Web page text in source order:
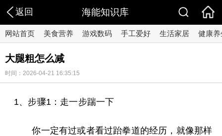
返回 海能知识库
网站首页 美食营养 游戏数码 手工爱好 生活家居 健康养
大腿粗怎么减
时间：2026-04-21 16:35:15
1、步骤1：走一步踹一下
你一定有过或者看过跆拳道的经历，就像那样